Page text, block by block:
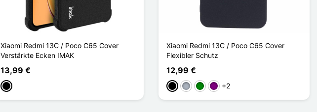
Xiaomi Redmi 13C / Poco C65 Cover
Verstärkte Ecken IMAK
13,99 €
Schwarz
Xiaomi Redmi 13C / Poco C65 Cover
Flexibler Schutz
12,99 €
Schwarz
GrauGrünViolett
+2